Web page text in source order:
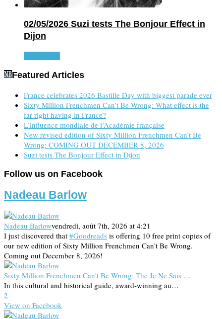
02/05/2026 Suzi tests The Bonjour Effect in
Dijon
Featured Articles
France celebrates 2026 Bastille Day with biggest parade ever
Sixty Million Frenchmen Can’t Be Wrong: What effect is the
far right having in France?
L’influence mondiale de l’Académie française
New revised edition of Sixty Million Frenchmen Can’t Be
Wrong: COMING OUT DECEMBER 8, 2026
Suzi tests The Bonjour Effect in Dijon
Follow us on Facebook
Nadeau Barlow
Nadeau Barlowvendredi, août 7th, 2026 at 4:21
I just discovered that #Goodreads is offering 10 free print copies of
our new edition of Sixty Million Frenchmen Can't Be Wrong.
Coming out December 8, 2026!
Sixty Million Frenchmen Can't Be Wrong: The Je Ne Sais …
In this cultural and historical guide, award-winning au…
2
View on Facebook